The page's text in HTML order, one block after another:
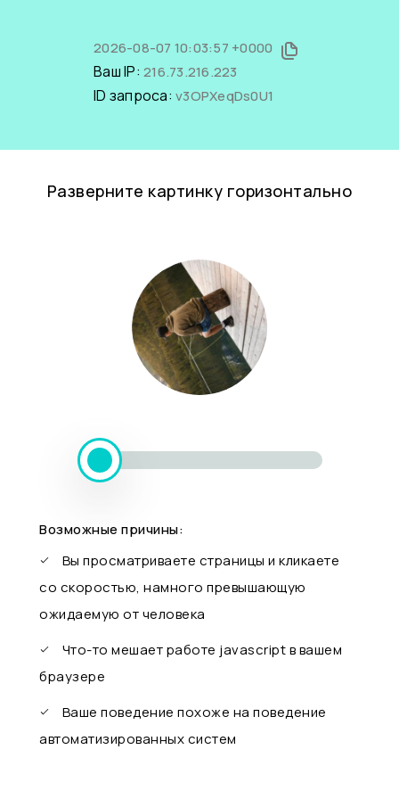
2026-08-07 10:03:57 +0000
Ваш IP: 216.73.216.223
ID запроса: v3OPXeqDs0U1
Разверните картинку горизонтально
Возможные причины:
Вы просматриваете страницы и кликаете
со скоростью, намного превышающую
ожидаемую от человека
Что-то мешает работе javascript в вашем
браузере
Ваше поведение похоже на поведение
автоматизированных систем